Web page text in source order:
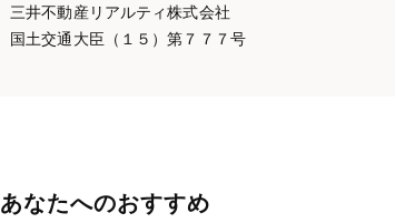
三井不動産リアルティ株式会社
国土交通大臣（１５）第７７７号
あなたへのおすすめ